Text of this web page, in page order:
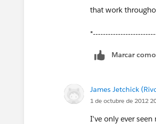
that work
Marcar
James Jetchick
1 de octubre de 2012
I've only ever